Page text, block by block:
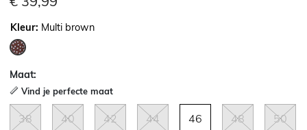
Kleur: Multi brown
Maat:
Vind je perfecte maat
38 40 42 44 46 48 50